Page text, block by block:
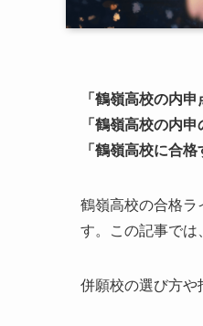
「鶴嶺高校の内
「鶴嶺高校の内
「鶴嶺高校に合
鶴嶺高校の合格ラ
す。この記事では
併願校の選び方や